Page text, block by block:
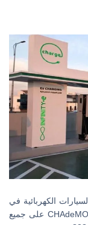
الكهربائية في
مصر، عن توقفها عن استخدام بروتوكول الشحن CHAdeMO على جميع